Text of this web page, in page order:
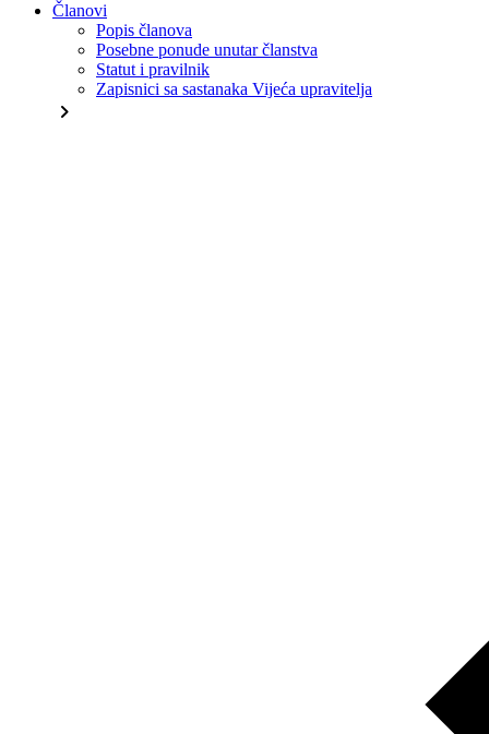
Članovi
Popis članova
Posebne ponude unutar članstva
Statut i pravilnik
Zapisnici sa sastanaka Vijeća upravitelja
chevron_right